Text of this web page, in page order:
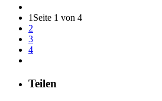
1 Seite 1 von 4
2
3
4
Teilen